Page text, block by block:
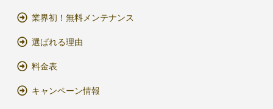
業界初！無料メンテナンス
選ばれる理由
料金表
キャンペーン情報